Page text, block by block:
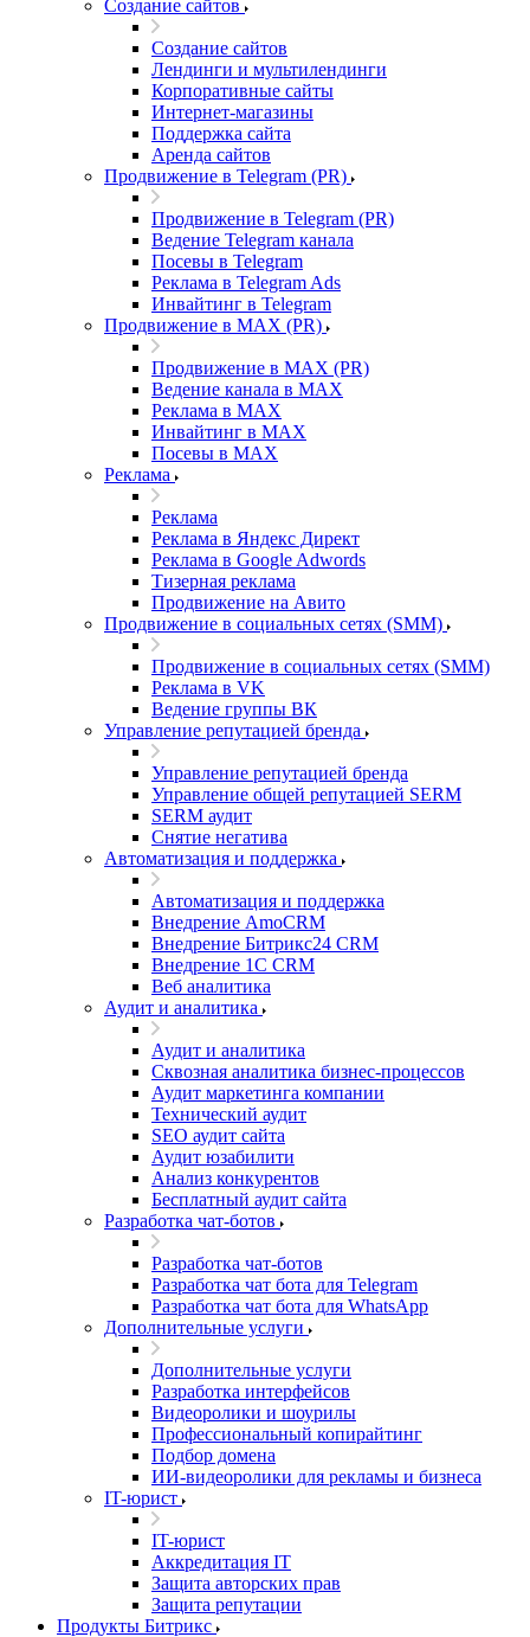
Создание сайтов
Создание сайтов
Лендинги и мультилендинги
Корпоративные сайты
Интернет-магазины
Поддержка сайта
Аренда сайтов
Продвижение в Telegram (PR)
Продвижение в Telegram (PR)
Ведение Telegram канала
Посевы в Telegram
Реклама в Telegram Ads
Инвайтинг в Telegram
Продвижение в MAX (PR)
Продвижение в MAX (PR)
Ведение канала в MAX
Реклама в MAX
Инвайтинг в MAX
Посевы в MAX
Реклама
Реклама
Реклама в Яндекс Директ
Реклама в Google Adwords
Тизерная реклама
Продвижение на Авито
Продвижение в социальных сетях (SMM)
Продвижение в социальных сетях (SMM)
Реклама в VK
Ведение группы ВК
Управление репутацией бренда
Управление репутацией бренда
Управление общей репутацией SERM
SERM аудит
Снятие негатива
Автоматизация и поддержка
Автоматизация и поддержка
Внедрение AmoCRM
Внедрение Битрикс24 CRM
Внедрение 1C CRM
Веб аналитика
Аудит и аналитика
Аудит и аналитика
Сквозная аналитика бизнес-процессов
Аудит маркетинга компании
Технический аудит
SEO аудит сайта
Аудит юзабилити
Анализ конкурентов
Бесплатный аудит сайта
Разработка чат-ботов
Разработка чат-ботов
Разработка чат бота для Telegram
Разработка чат бота для WhatsApp
Дополнительные услуги
Дополнительные услуги
Разработка интерфейсов
Видеоролики и шоурилы
Профессиональный копирайтинг
Подбор домена
ИИ-видеоролики для рекламы и бизнеса
IT-юрист
IT-юрист
Аккредитация IT
Защита авторских прав
Защита репутации
Продукты Битрикс